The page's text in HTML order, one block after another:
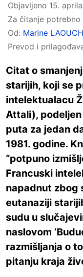
Objavljeno 15.
Za čitanje potrebno
Od: Marine
Prevod i
Citat o
starijih, koji se
intelektualacu
Attali),
puta za jedan
1981. godine.
“potpuno
Francuski
napadnut zbog
eutanaziji
sudu u
naslovom
razmišljanja o
pitanju kraja